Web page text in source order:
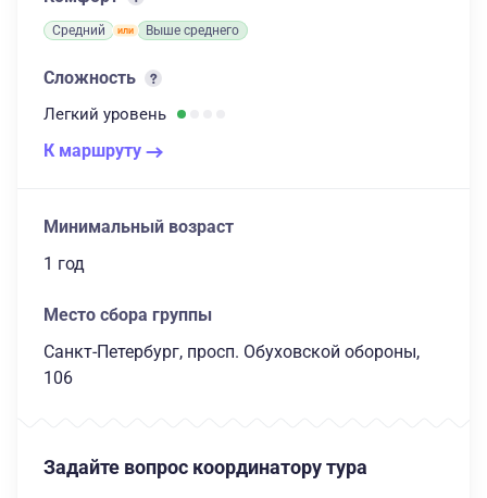
Средний Выше среднего
Сложность
Легкий уровень
К маршруту
Минимальный возраст
1 год
Место сбора группы
Санкт-Петербург, просп. Обуховской обороны,
106
Задайте вопрос координатору тура